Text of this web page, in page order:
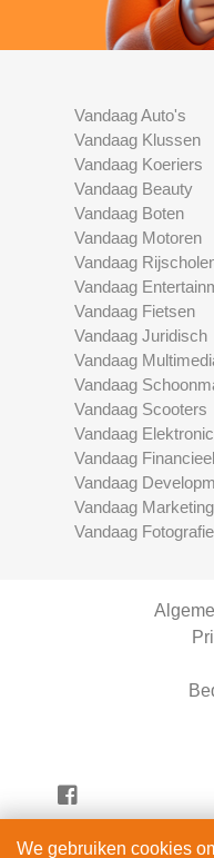
Vandaag Auto's
Vandaag Klussen
Vandaag Koeriers
Vandaag Beauty
Vandaag Boten
Vandaag Motoren
Vandaag
Vandaag
Vandaag Fietsen
Vandaag Juridisch
Vandaag
Vandaag
Vandaag Scooters
Vandaag
Vandaag Financieel
Vandaag
Vandaag Marketing
Vandaag Fotografie
We gebruiken cookies